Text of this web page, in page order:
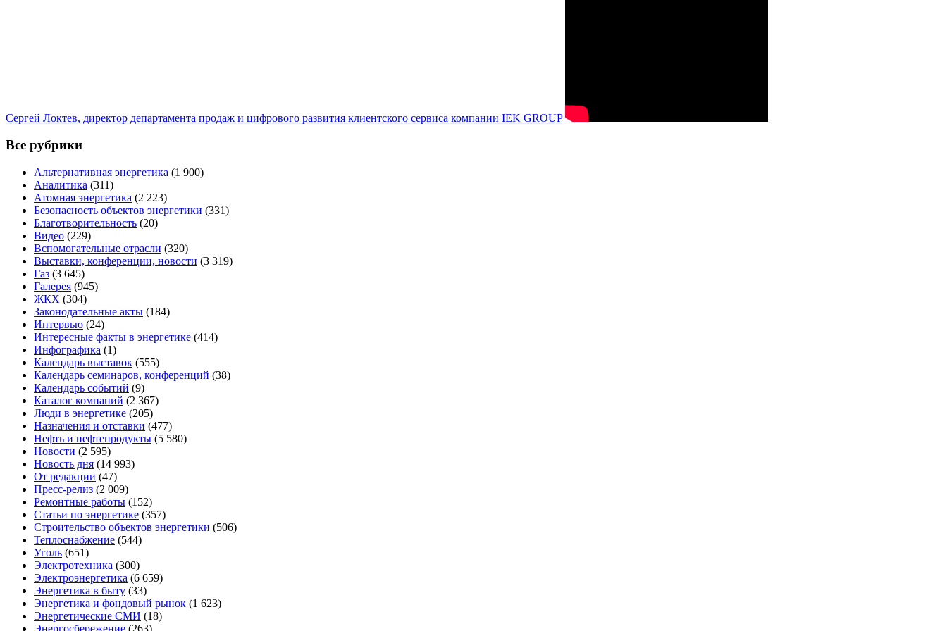
Сергей Локтев, директор департамента продаж и цифрового развития клиентского сервиса компании IEK GROUP
Все рубрики
Альтернативная энергетика (1 900)
Аналитика (311)
Атомная энергетика (2 223)
Безопасность объектов энергетики (331)
Благотворительность (20)
Видео (229)
Вспомогательные отрасли (320)
Выставки, конференции, новости (3 319)
Газ (3 645)
Галерея (945)
ЖКХ (304)
Законодательные акты (184)
Интервью (24)
Интересные факты в энергетике (414)
Инфографика (1)
Календарь выставок (555)
Календарь семинаров, конференций (38)
Календарь событий (9)
Каталог компаний (2 367)
Люди в энергетике (205)
Назначения и отставки (477)
Нефть и нефтепродукты (5 580)
Новости (2 595)
Новость дня (14 993)
От редакции (47)
Пресс-релиз (2 009)
Ремонтные работы (152)
Статьи по энергетике (357)
Строительство объектов энергетики (506)
Теплоснабжение (544)
Уголь (651)
Электротехника (300)
Электроэнергетика (6 659)
Энергетика в быту (33)
Энергетика и фондовый рынок (1 623)
Энергетические СМИ (18)